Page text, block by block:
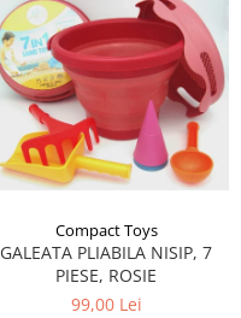
Compact Toys
GALEATA PLIABILA NISIP, 7
PIESE, ROSIE
99,00 Lei